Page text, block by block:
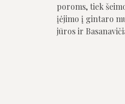
poroms, tiek
įėjimo į gintaro
jūros ir